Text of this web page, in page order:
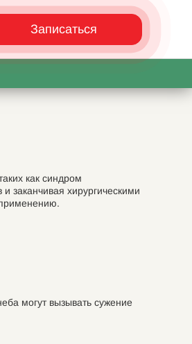
Записаться
как синдром
заканчивая хирургическими
могут вызывать сужение